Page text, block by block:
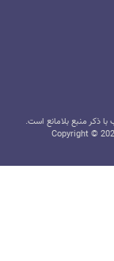
ذکر منبع بلامانع است.
Copyright ©